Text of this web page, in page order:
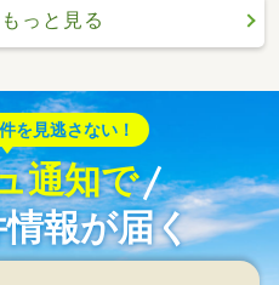
っと見る
を見逃さない！
通知で
報が届く